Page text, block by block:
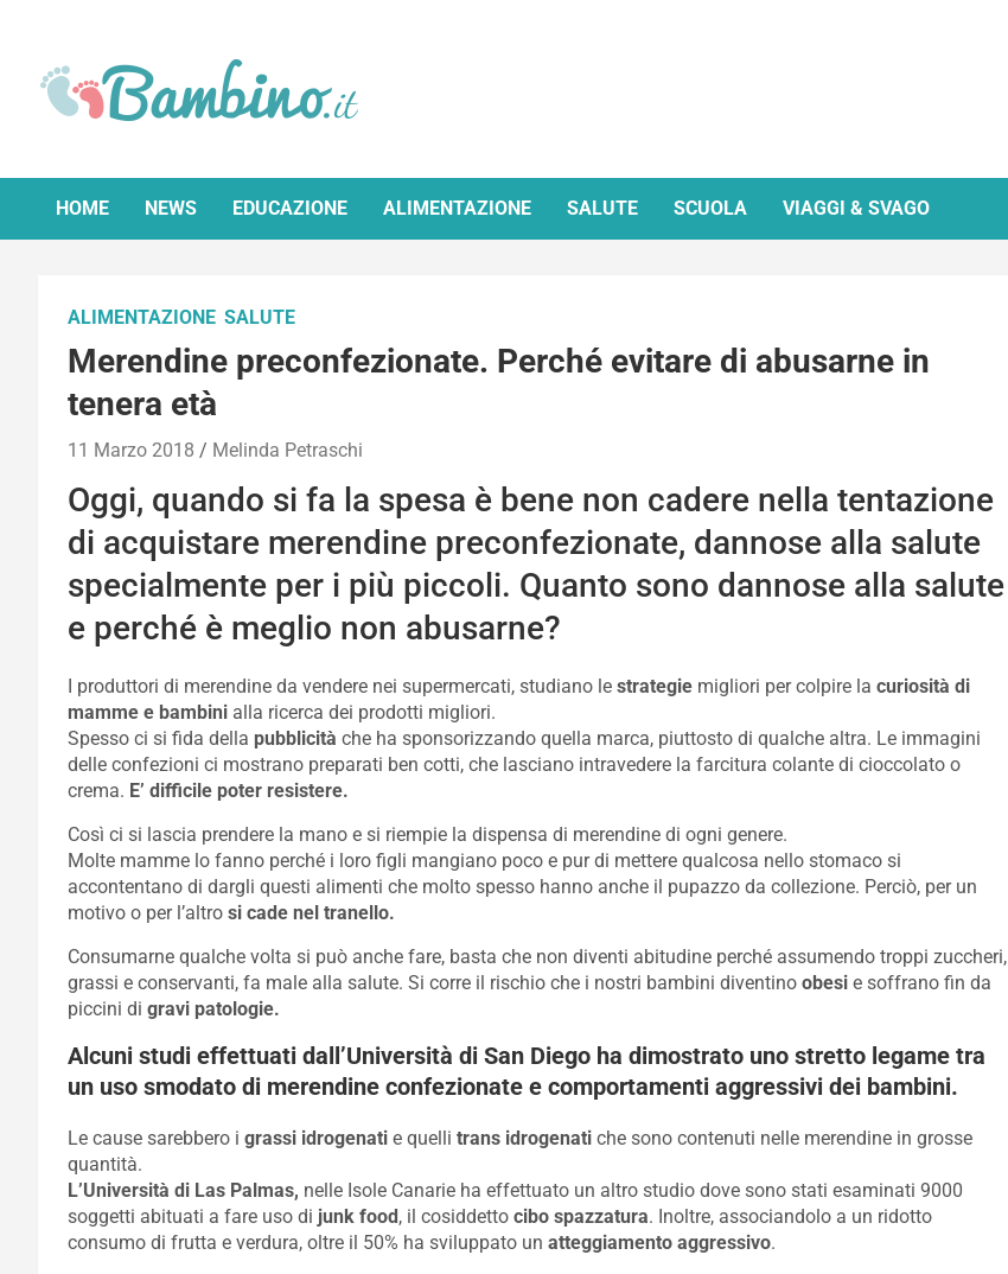
content
Bambino.it
HOME NEWS EDUCAZIONE ALIMENTAZIONE SALUTE SCUOLA VIAGGI & SVAGO
ALIMENTAZIONE SALUTE
Merendine preconfezionate. Perché evitare di abusarne in
tenera età
11 Marzo 2018 Melinda Petraschi
Oggi, quando si fa la spesa è bene non cadere nella tentazione
di acquistare merendine preconfezionate, dannose alla salute
specialmente per i più piccoli. Quanto sono dannose alla salute
e perché è meglio non abusarne?
I produttori di merendine da vendere nei supermercati, studiano le strategie migliori per colpire la curiosità di
mamme e bambini alla ricerca dei prodotti migliori.
Spesso ci si fida della pubblicità che ha sponsorizzando quella marca, piuttosto di qualche altra. Le immagini
delle confezioni ci mostrano preparati ben cotti, che lasciano intravedere la farcitura colante di cioccolato o
crema. E’ difficile poter resistere.
Così ci si lascia prendere la mano e si riempie la dispensa di merendine di ogni genere.
Molte mamme lo fanno perché i loro figli mangiano poco e pur di mettere qualcosa nello stomaco si
accontentano di dargli questi alimenti che molto spesso hanno anche il pupazzo da collezione. Perciò, per un
motivo o per l’altro si cade nel tranello.
Consumarne qualche volta si può anche fare, basta che non diventi abitudine perché assumendo troppi zuccheri,
grassi e conservanti, fa male alla salute. Si corre il rischio che i nostri bambini diventino obesi e soffrano fin da
piccini di gravi patologie.
Alcuni studi effettuati dall’Università di San Diego ha dimostrato uno stretto legame tra
un uso smodato di merendine confezionate e comportamenti aggressivi dei bambini.
Le cause sarebbero i grassi idrogenati e quelli trans idrogenati che sono contenuti nelle merendine in grosse
quantità.
L’Università di Las Palmas, nelle Isole Canarie ha effettuato un altro studio dove sono stati esaminati 9000
soggetti abituati a fare uso di junk food, il cosiddetto cibo spazzatura. Inoltre, associandolo a un ridotto
consumo di frutta e verdura, oltre il 50% ha sviluppato un atteggiamento aggressivo.